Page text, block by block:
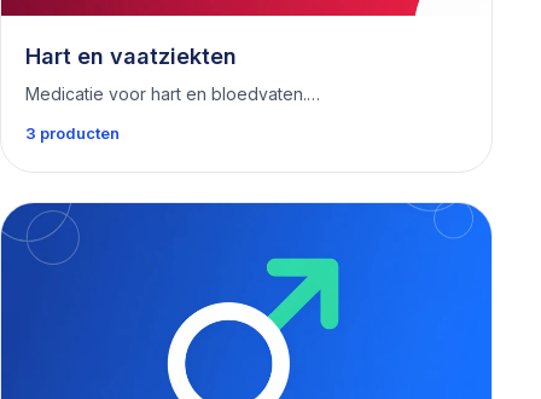
Hart en vaatziekten
Medicatie voor hart en bloedvaten.…
3 producten